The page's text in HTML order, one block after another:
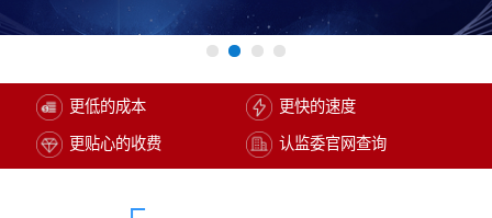
更低的成本 更快的速度
更贴心的收费 认监委官网查询